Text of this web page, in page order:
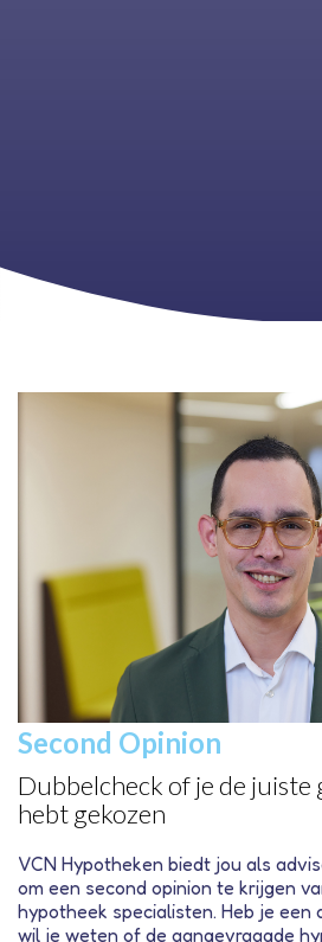
Second Opinion
Dubbelcheck of je de
hebt gekozen
VCN Hypotheken biedt jou als
om een second opinion te krijgen
hypotheek specialisten. Heb je een
wil je weten of de aangevraagde